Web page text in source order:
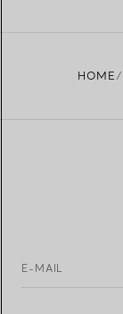
HOME
E-MAIL